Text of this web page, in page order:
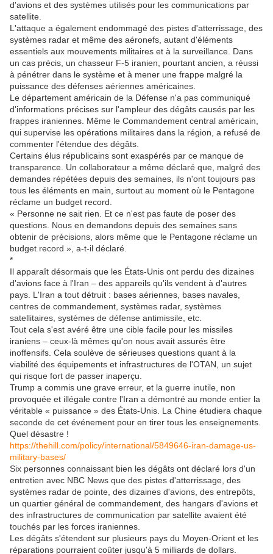
d'avions et des systèmes utilisés pour les communications par
satellite.
L'attaque a également endommagé des pistes d'atterrissage, des
systèmes radar et même des aéronefs, autant d'éléments
essentiels aux mouvements militaires et à la surveillance. Dans
un cas précis, un chasseur F-5 iranien, pourtant ancien, a réussi
à pénétrer dans le système et à mener une frappe malgré la
puissance des défenses aériennes américaines.
Le département américain de la Défense n'a pas communiqué
d'informations précises sur l'ampleur des dégâts causés par les
frappes iraniennes. Même le Commandement central américain,
qui supervise les opérations militaires dans la région, a refusé de
commenter l'étendue des dégâts.
Certains élus républicains sont exaspérés par ce manque de
transparence. Un collaborateur a même déclaré que, malgré des
demandes répétées depuis des semaines, ils n'ont toujours pas
tous les éléments en main, surtout au moment où le Pentagone
réclame un budget record.
« Personne ne sait rien. Et ce n'est pas faute de poser des
questions. Nous en demandons depuis des semaines sans
obtenir de précisions, alors même que le Pentagone réclame un
budget record », a-t-il déclaré.
*
Il apparaît désormais que les États-Unis ont perdu des dizaines
d'avions face à l'Iran – des appareils qu'ils vendent à d'autres
pays. L'Iran a tout détruit : bases aériennes, bases navales,
centres de commandement, systèmes radar, systèmes
satellitaires, systèmes de défense antimissile, etc.
Tout cela s'est avéré être une cible facile pour les missiles
iraniens – ceux-là mêmes qu'on nous avait assurés être
inoffensifs. Cela soulève de sérieuses questions quant à la
viabilité des équipements et infrastructures de l'OTAN, un sujet
qui risque fort de passer inaperçu.
Trump a commis une grave erreur, et la guerre inutile, non
provoquée et illégale contre l'Iran a démontré au monde entier la
véritable « puissance » des États-Unis. La Chine étudiera chaque
seconde de cet événement pour en tirer tous les enseignements.
Quel désastre !
https://thehill.com/policy/international/5849646-iran-damage-us-
military-bases/
Six personnes connaissant bien les dégâts ont déclaré lors d'un
entretien avec NBC News que des pistes d'atterrissage, des
systèmes radar de pointe, des dizaines d'avions, des entrepôts,
un quartier général de commandement, des hangars d'avions et
des infrastructures de communication par satellite avaient été
touchés par les forces iraniennes.
Les dégâts s'étendent sur plusieurs pays du Moyen-Orient et les
réparations pourraient coûter jusqu'à 5 milliards de dollars.